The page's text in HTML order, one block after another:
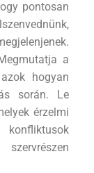
pontosan
a
hogyan
során. Le
érzelmi